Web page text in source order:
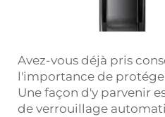
Avez-vous déjà pris
l'importance de
Une façon d'y parvenir
de verrouillage